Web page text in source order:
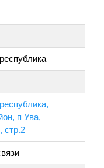
п Ува,
стр.2